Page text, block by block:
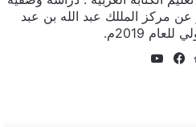
عن مركز المللك عبد الله بن عبد
2019م.